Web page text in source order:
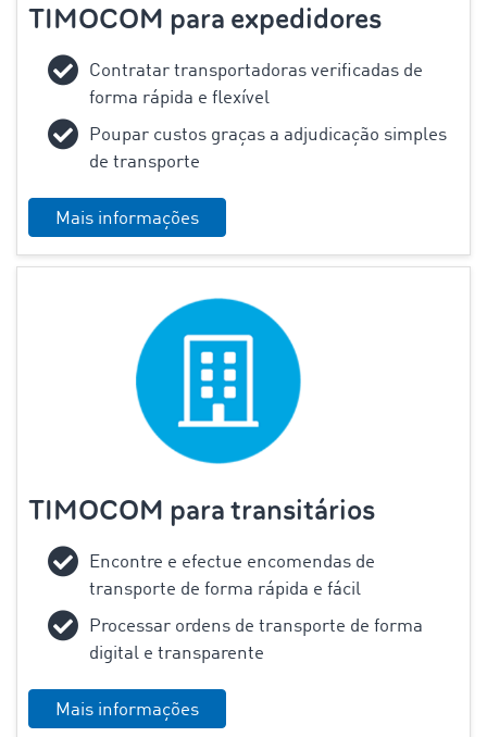
TIMOCOM para expedidores
Contratar transportadoras verificadas de
forma rápida e flexível
Poupar custos graças a adjudicação simples
de transporte
Mais informações
TIMOCOM para transitários
Encontre e efectue encomendas de
transporte de forma rápida e fácil
Processar ordens de transporte de forma
digital e transparente
Mais informações